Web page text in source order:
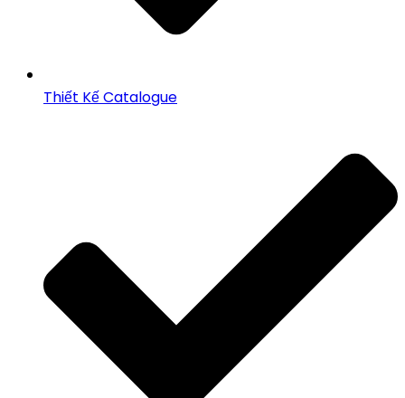
Thiết Kế Catalogue